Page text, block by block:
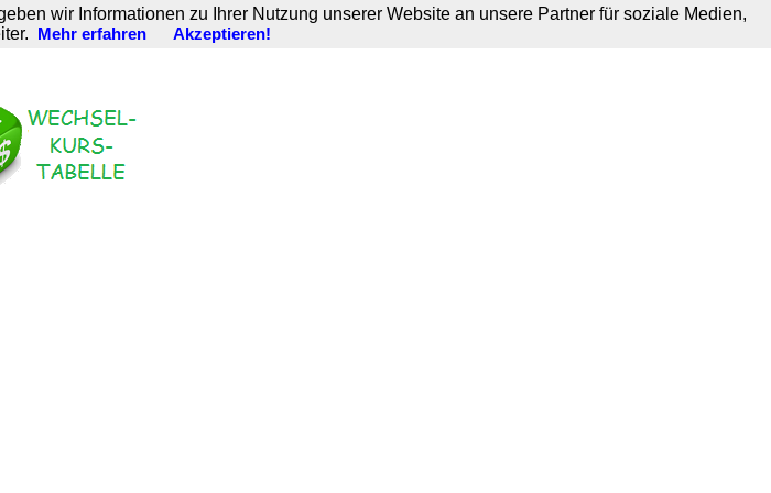
wir Informationen zu Ihrer Nutzung unserer Website an unsere Partner für soziale Medien,
Mehr erfahren Akzeptieren!